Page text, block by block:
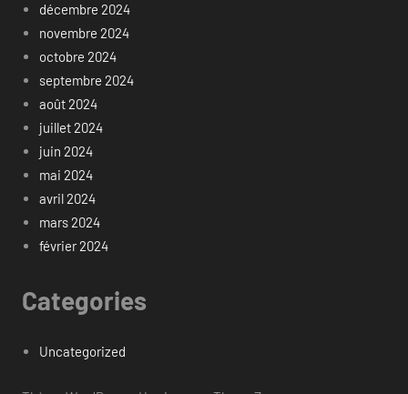
décembre 2024
novembre 2024
octobre 2024
septembre 2024
août 2024
juillet 2024
juin 2024
mai 2024
avril 2024
mars 2024
février 2024
Categories
Uncategorized